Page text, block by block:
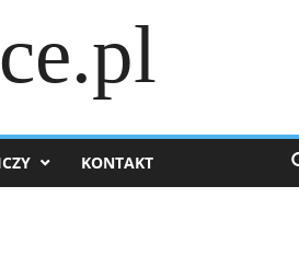
KONTAKT